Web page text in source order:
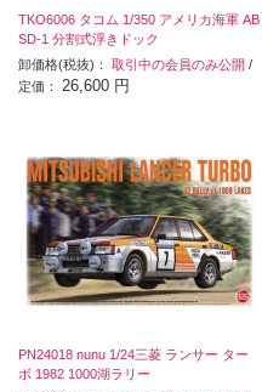
TKO6006 タコム 1/350 アメリカ海軍 AB
SD-1 分割式浮きドック
卸価格(税抜)： 取引中の会員のみ公開 /
定価： 26,600 円
PN24018 nunu 1/24三菱 ランサー ター
ボ 1982 1000湖ラリー